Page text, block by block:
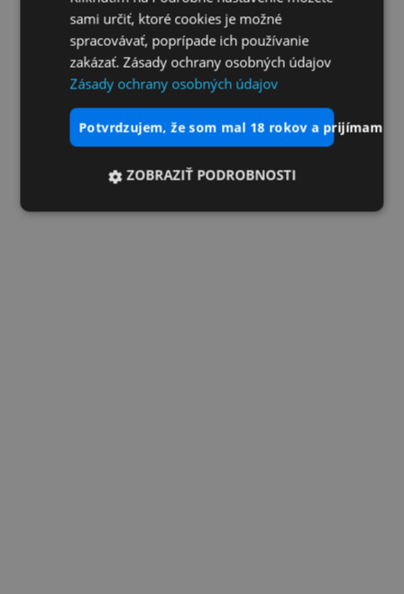
sami určiť, ktoré cookies je možné
spracovávať, poprípade ich používanie
zakázať. Zásady ochrany osobných údajov
Zásady ochrany osobných údajov
potvrdzujem, že som mal 18 rokov a prijímam
ZOBRAZIŤ PODROBNOSTI